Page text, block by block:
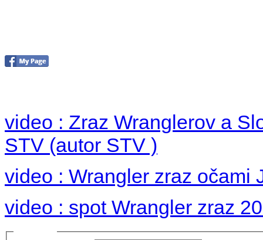
video : Zraz Wranglerov a
STV (autor STV )
video : Wrangler zraz očami
video : spot Wrangler zraz